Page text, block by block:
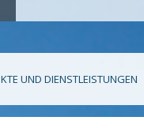
UND DIENSTLEISTUNGEN